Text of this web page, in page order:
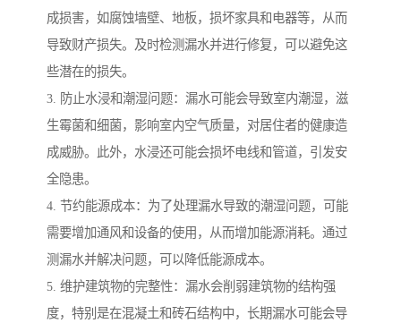
成损害，如腐蚀墙壁、地板，损坏家具和电器等，从而
导致财产损失。及时检测漏水并进行修复，可以避免这
些潜在的损失。
3. 防止水浸和潮湿问题：漏水可能会导致室内潮湿，滋
生霉菌和细菌，影响室内空气质量，对居住者的健康造
成威胁。此外，水浸还可能会损坏电线和管道，引发安
全隐患。
4. 节约能源成本：为了处理漏水导致的潮湿问题，可能
需要增加通风和设备的使用，从而增加能源消耗。通过
测漏水并解决问题，可以降低能源成本。
5. 维护建筑物的完整性：漏水会削弱建筑物的结构强
度，特别是在混凝土和砖石结构中，长期漏水可能会导